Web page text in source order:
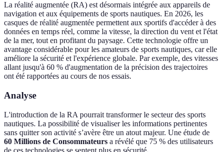
La réalité augmentée (RA) est désormais intégrée aux appareils de
navigation et aux équipements de sports nautiques. En 2026, les
casques de réalité augmentée permettent aux sportifs d'accéder à des
données en temps réel, comme la vitesse, la direction du vent et l'état
de la mer, tout en profitant du paysage. Cette technologie offre un
avantage considérable pour les amateurs de sports nautiques, car elle
améliore la sécurité et l'expérience globale. Par exemple, des vitesses
allant jusqu'à 60 % d'augmentation de la précision des trajectoires
ont été rapportées au cours de nos essais.
Analyse
L'introduction de la RA pourrait transformer le secteur des sports
nautiques. La possibilité de visualiser les informations pertinentes
sans quitter son activité s’avère être un atout majeur. Une étude de
60 Millions de Consommateurs a révélé que 75 % des utilisateurs
de ces technologies se sentent plus en sécurité.